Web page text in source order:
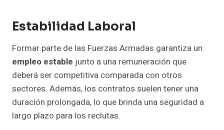
Estabilidad Laboral
Formar parte de las Fuerzas Armadas garantiza un
empleo estable junto a una remuneración que
deberá ser competitiva comparada con otros
sectores. Además, los contratos suelen tener una
duración prolongada, lo que brinda una seguridad a
largo plazo para los reclutas.